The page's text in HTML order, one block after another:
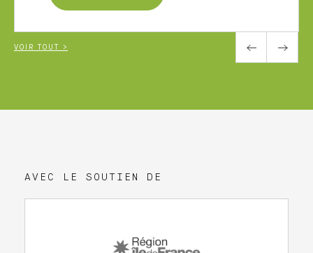
VOIR TOUT >
AVEC LE SOUTIEN DE